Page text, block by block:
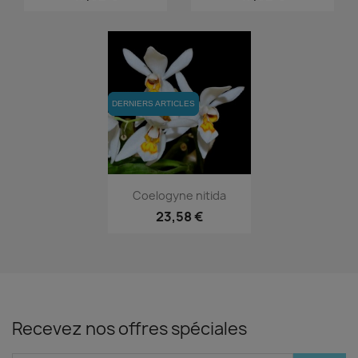
DERNIERS ARTICLES
DERNIERS ARTICLES
Aperçu rapide
Coelogyne nitida
23,58 €
Recevez nos offres spéciales